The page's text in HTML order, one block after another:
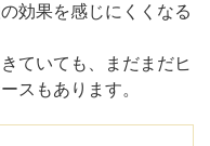
効果を感じにくくなる
ていても、まだまだヒ
スもあります。